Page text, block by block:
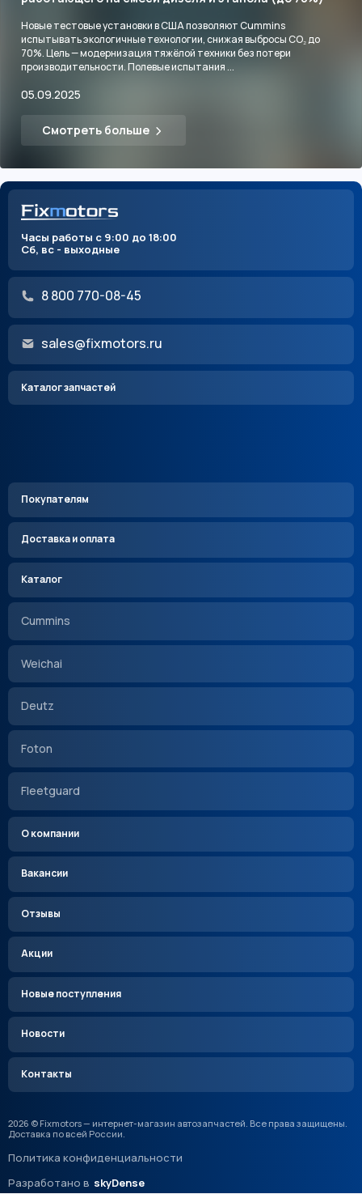
Новые тестовые установки в США позволяют Cummins
испытывать экологичные технологии, снижая выбросы CO₂ до
70%. Цель — модернизация тяжёлой техники без потери
производительности. Полевые испытания ...
05.09.2025
Смотреть больше
Часы работы с 9:00 до 18:00
Сб, вс - выходные
8 800 770-08-45
sales@fixmotors.ru
Каталог запчастей
Покупателям
Доставка и оплата
Каталог
Cummins
Weichai
Deutz
Foton
Fleetguard
О компании
Вакансии
Отзывы
Акции
Новые поступления
Новости
Контакты
2026 © Fixmotors — интернет-магазин автозапчастей. Все права защищены.
Доставка по всей России.
Политика конфиденциальности
Разработано в skyDense